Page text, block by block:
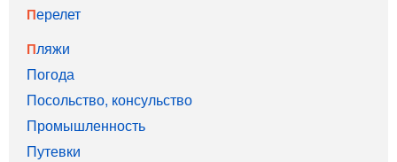
Перелет
Пляжи
Погода
Посольство, консульство
Промышленность
Путевки